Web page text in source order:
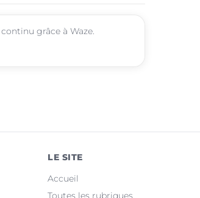
grâce à Waze.
LE SITE
Accueil
Toutes les rubriques